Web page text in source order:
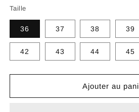
Taille
36 37 38 39
42 43 44 45
Ajouter au